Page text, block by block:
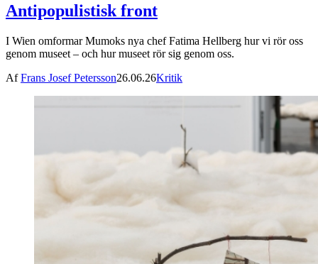
Antipopulistisk front
I Wien omformar Mumoks nya chef Fatima Hellberg hur vi rör oss
genom museet – och hur museet rör sig genom oss.
AfFrans Josef Petersson26.06.26Kritik